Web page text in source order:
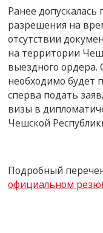
Ранее допускалась
разрешения на
отсутствии
на территории
выездного ордера.
необходимо будет
сперва подать
визы в
Чешской
Подробный
официальном